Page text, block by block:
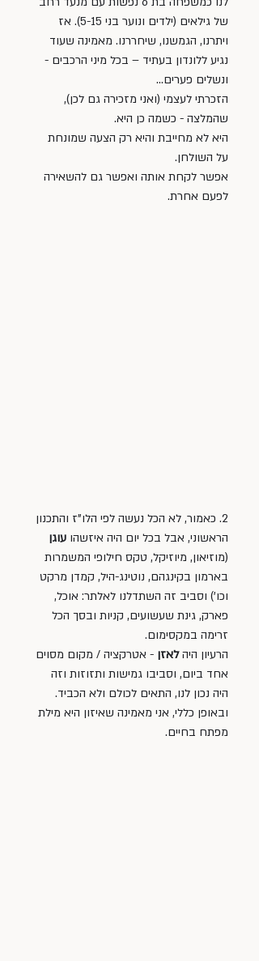
של גילאים (ילדים ונוער בני 5-15). אז
ויתרנו, הגמשנו, שיחררנו. מאמינה שעוד
נגיע ללונדון בעתיד – בכל מיני הרכבים -
ונשלים פערים…
הזכרתי לעצמי (ואני מזכירה גם לכן),
שהמלצה - כשמה כן היא.
היא לא מחייבת והיא רק הצעה שמונחת
על השולחן.
אפשר לקחת אותה ואפשר גם להשאירה
לפעם אחרת.
2. כאמור, לא הכל נעשה לפי הלו"ז והתכנון
הראשוני, אבל בכל יום היה איזשהו עוגן
(מוזיאון, מיוזיקל, טקס חילופי המשמרות
בארמון בקינגהם, נוטינג-היל, קמדן מרקט
וכו') וסביב זה השתדלנו לאלתר: אוכל,
פארק, גינת שעשועים, קניות ובסך הכל
זרימה במקסימום.
הרעיון היה לאזן - אטרקציה / מקום מסוים
אחד ביום, וסביבו גמישות ותזוזות וזה
היה נכון לנו, התאים לכולם ולא הכביד.
ובאופן כללי, אני מאמינה שאיזון היא מילת
מפתח בחיים.